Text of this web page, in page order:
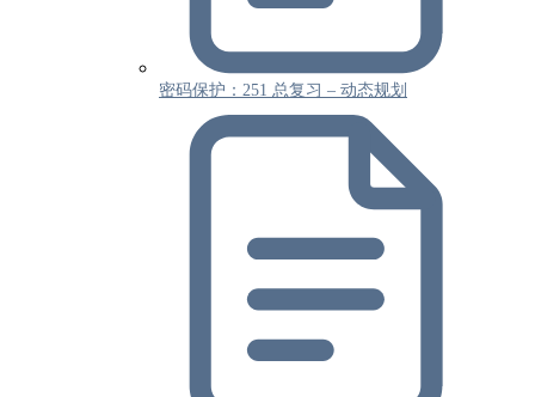
密码保护：251 总复习 – 动态规划